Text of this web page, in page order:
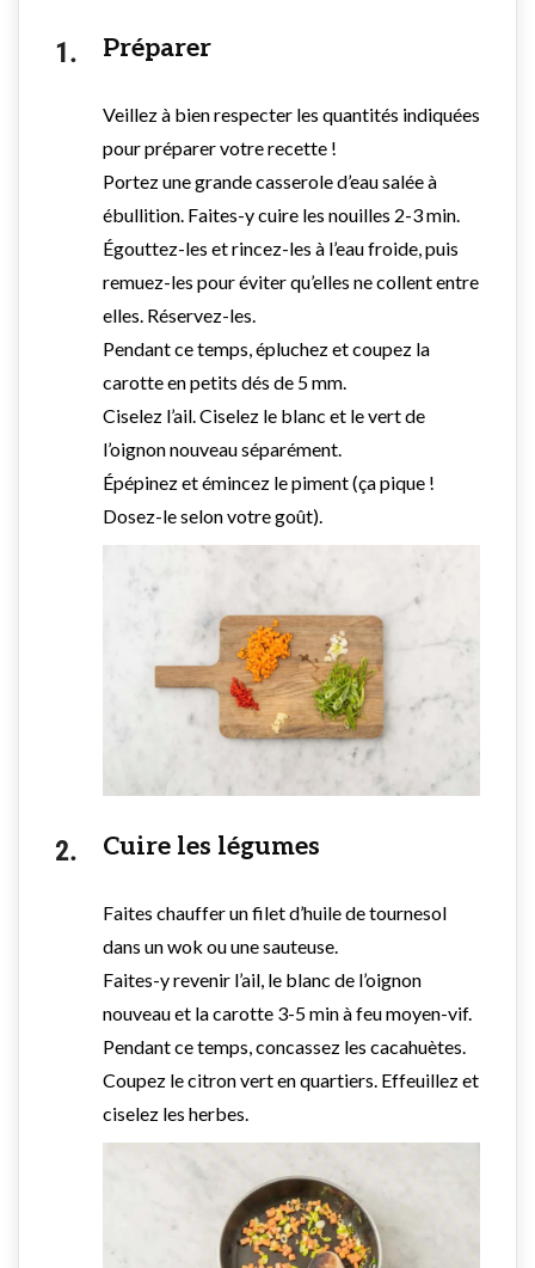
Préparer
Veillez à bien respecter les quantités indiquées
pour préparer votre recette !
Portez une grande casserole d’eau salée à
ébullition. Faites-y cuire les nouilles 2-3 min.
Égouttez-les et rincez-les à l’eau froide, puis
remuez-les pour éviter qu’elles ne collent entre
elles. Réservez-les.
Pendant ce temps, épluchez et coupez la
carotte en petits dés de 5 mm.
Ciselez l’ail. Ciselez le blanc et le vert de
l’oignon nouveau séparément.
Épépinez et émincez le piment (ça pique !
Dosez-le selon votre goût).
Cuire les légumes
Faites chauffer un filet d’huile de tournesol
dans un wok ou une sauteuse.
Faites-y revenir l’ail, le blanc de l’oignon
nouveau et la carotte 3-5 min à feu moyen-vif.
Pendant ce temps, concassez les cacahuètes.
Coupez le citron vert en quartiers. Effeuillez et
ciselez les herbes.